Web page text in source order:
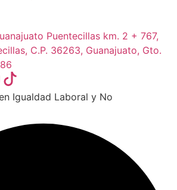
Puentecillas km. 2 + 767,
C.P. 36263, Guanajuato, Gto.